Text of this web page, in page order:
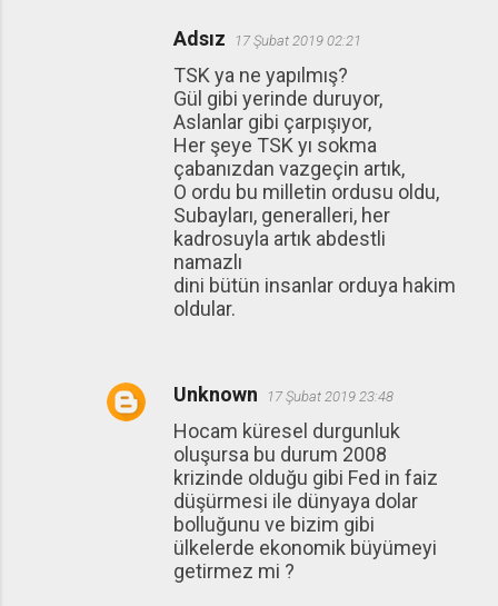
Adsız 17 Şubat 2019 02:21
TSK ya ne yapılmış?
Gül gibi yerinde duruyor,
Aslanlar gibi çarpışıyor,
Her şeye TSK yı sokma
çabanızdan vazgeçin artık,
O ordu bu milletin ordusu oldu,
Subayları, generalleri, her
kadrosuyla artık abdestli
namazlı
dini bütün insanlar orduya hakim
oldular.
Unknown 17 Şubat 2019 23:48
Hocam küresel durgunluk
oluşursa bu durum 2008
krizinde olduğu gibi Fed in faiz
düşürmesi ile dünyaya dolar
bolluğunu ve bizim gibi
ülkelerde ekonomik büyümeyi
getirmez mi ?